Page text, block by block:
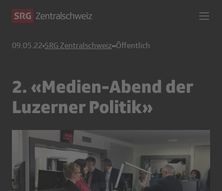
09.05.22 SRG Zentralschweiz Öffentlich
2. «Medien-Abend der
Luzerner Politik»